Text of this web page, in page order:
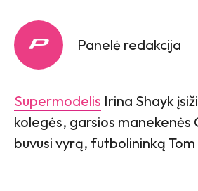
Panelė redakcija
Supermodelis Irina Shayk
kolegės, garsios manekenės
buvusi vyrą, futbolininką